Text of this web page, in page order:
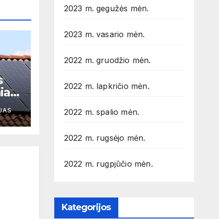
2023 m. gegužės mėn.
2023 m. vasario mėn.
2022 m. gruodžio mėn.
2022 m. lapkričio mėn.
2022 m. spalio mėn.
2022 m. rugsėjo mėn.
2022 m. rugpjūčio mėn.
Kategorijos